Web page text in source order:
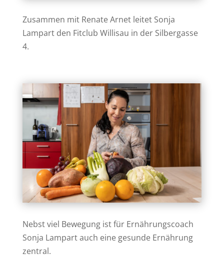
Zusammen mit Renate Arnet leitet Sonja
Lampart den Fitclub Willisau in der Silbergasse
4.
Nebst viel Bewegung ist für Ernährungscoach
Sonja Lampart auch eine gesunde Ernährung
zentral.